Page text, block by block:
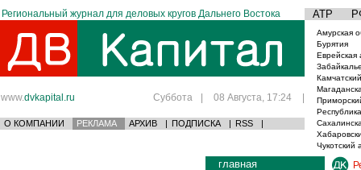
Региональный журнал для деловых кругов Дальнего Востока АТР
www.dvkapital.ru Суббота | 08 Августа, 17:24 |
О КОМПАНИИ РЕКЛАМА АРХИВ | ПОДПИСКА | RSS |
Амурская
Бурятия
Еврейская
Чукотский
главная